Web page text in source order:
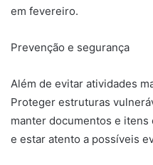
em fevereiro.
Prevenção e segurança
Além de evitar atividades
Proteger estruturas
manter documentos e
e estar atento a possíveis